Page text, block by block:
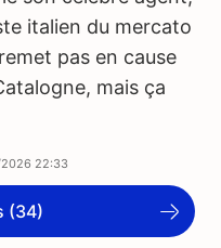
italien du mercato
pas en cause
mais ça
22:33
(34)